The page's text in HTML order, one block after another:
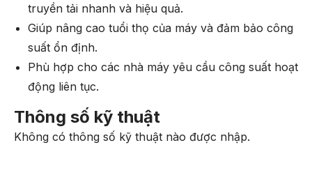
truyền tải nhanh và hiệu quả.
Giúp nâng cao tuổi thọ của máy và đảm bảo công
suất ổn định.
Phù hợp cho các nhà máy yêu cầu công suất hoạt
động liên tục.
Thông số kỹ thuật
Không có thông số kỹ thuật nào được nhập.